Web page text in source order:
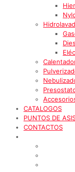
CATALOGOS
PUNTOS DE
CONTACTOS